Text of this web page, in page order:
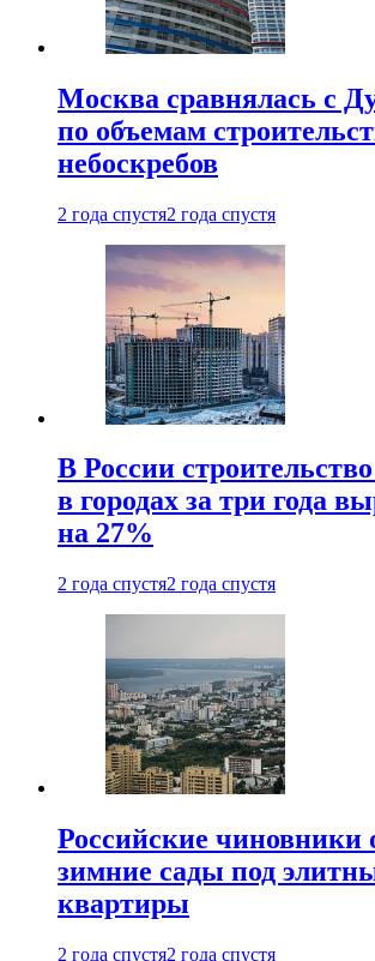
Москва сравнялась с
по объемам
небоскребов
2 года спустя2 года спустя
В России
в городах за три года
на 27%
2 года спустя2 года спустя
Российские чиновники
зимние сады под
квартиры
2 года спустя2 года спустя